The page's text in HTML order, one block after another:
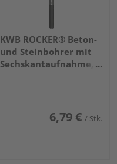
KWB ROCKER® Beton-
und Steinbohrer mit
Sechskantaufnahme, ø
6,79 € / Stk.